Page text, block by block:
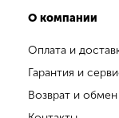
О компании
Оплата и
Гарантия и
Возврат и обмен